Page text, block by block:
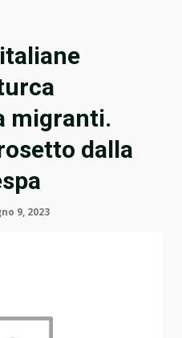
migranti.
dalla
9, 2023